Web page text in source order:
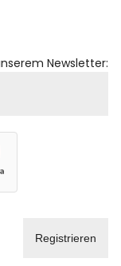
Newsletter: